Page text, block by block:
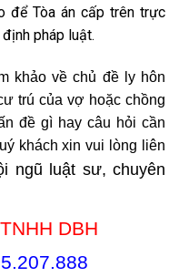
để Tòa án cấp trên trực
pháp luật.
khảo về chủ đề ly hôn
trú của vợ hoặc chồng
đề gì hay câu hỏi cần
khách xin vui lòng liên
ngũ luật sư, chuyên
DBH